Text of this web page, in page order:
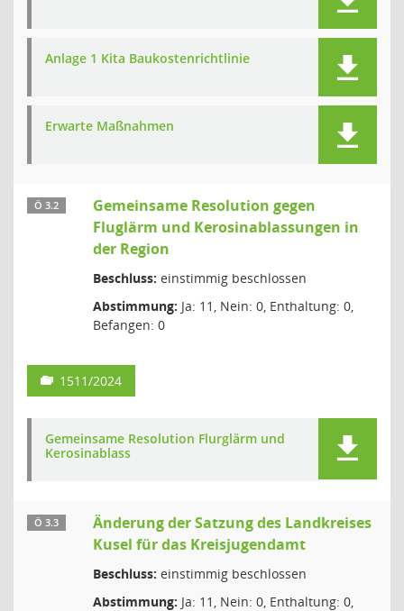
Anlage 1 Kita Baukostenrichtlinie
Erwarte Maßnahmen
Ö 3.2
Gemeinsame Resolution gegen
Fluglärm und Kerosinablassungen in
der Region
Beschluss: einstimmig beschlossen
Abstimmung: Ja: 11, Nein: 0, Enthaltung: 0,
Befangen: 0
1511/2024
Gemeinsame Resolution Flurglärm und
Kerosinablass
Ö 3.3
Änderung der Satzung des Landkreises
Kusel für das Kreisjugendamt
Beschluss: einstimmig beschlossen
Abstimmung: Ja: 11, Nein: 0, Enthaltung: 0,